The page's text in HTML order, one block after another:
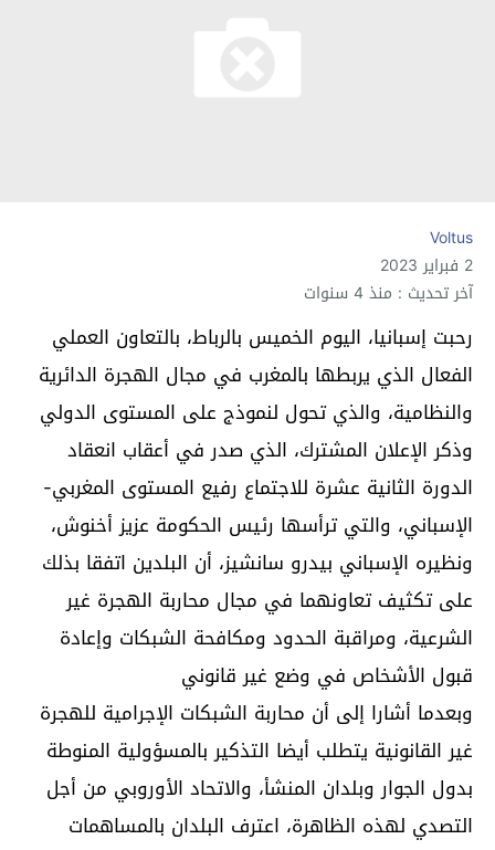
Voltus
2 فبراير 2023
آخر تحديث : منذ 4 سنوات
رحبت إسبانيا، اليوم الخميس بالرباط، بالتعاون العملي
الفعال الذي يربطها بالمغرب في مجال الهجرة الدائرية
والنظامية، والذي تحول لنموذج على المستوى الدولي
وذكر الإعلان المشترك، الذي صدر في أعقاب انعقاد
الدورة الثانية عشرة للاجتماع رفيع المستوى المغربي-
الإسباني، والتي ترأسها رئيس الحكومة عزيز أخنوش،
ونظيره الإسباني بيدرو سانشيز، أن البلدين اتفقا بذلك
على تكثيف تعاونهما في مجال محاربة الهجرة غير
الشرعية، ومراقبة الحدود ومكافحة الشبكات وإعادة
قبول الأشخاص في وضع غير قانوني
وبعدما أشارا إلى أن محاربة الشبكات الإجرامية للهجرة
غير القانونية يتطلب أيضا التذكير بالمسؤولية المنوطة
بدول الجوار وبلدان المنشأ، والاتحاد الأوروبي من أجل
التصدي لهذه الظاهرة، اعترف البلدان بالمساهمات